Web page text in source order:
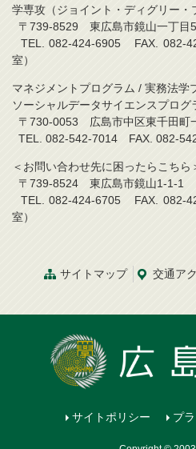
学専攻（ジョイント・ディグリー・
〒739-8529 東広島市鏡山一丁目
TEL. 082-424-6905 FAX. 082-
室）
マネジメントプログラム / 実務法学
ソーシャルデータサイエンスプログ
〒730-0053 広島市中区東千田町
TEL. 082-542-7014 FAX. 082-
＜お問い合わせ先に困ったらこちら
〒739-8524 東広島市鏡山1-1-1
TEL. 082-424-6705 FAX. 082-
室）
サイトマップ 交通ア
サイトポリシー プ